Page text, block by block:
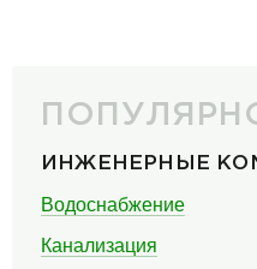
ИНЖЕНЕРНЫЕ
Водоснабжение
Канализация